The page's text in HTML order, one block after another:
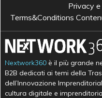
Privacy
Terms&Conditions
Nextwork360 è il più grande
B2B dedicati ai temi della
dell’Innovazione
cultura digitale e